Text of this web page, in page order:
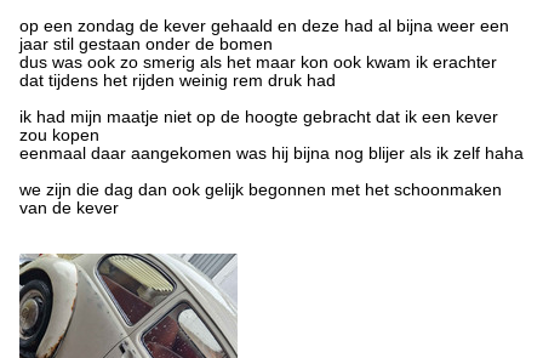
op een zondag de kever gehaald en deze had al bijna weer een
jaar stil gestaan onder de bomen
dus was ook zo smerig als het maar kon ook kwam ik erachter
dat tijdens het rijden weinig rem druk had
ik had mijn maatje niet op de hoogte gebracht dat ik een kever
zou kopen
eenmaal daar aangekomen was hij bijna nog blijer als ik zelf haha
we zijn die dag dan ook gelijk begonnen met het schoonmaken
van de kever